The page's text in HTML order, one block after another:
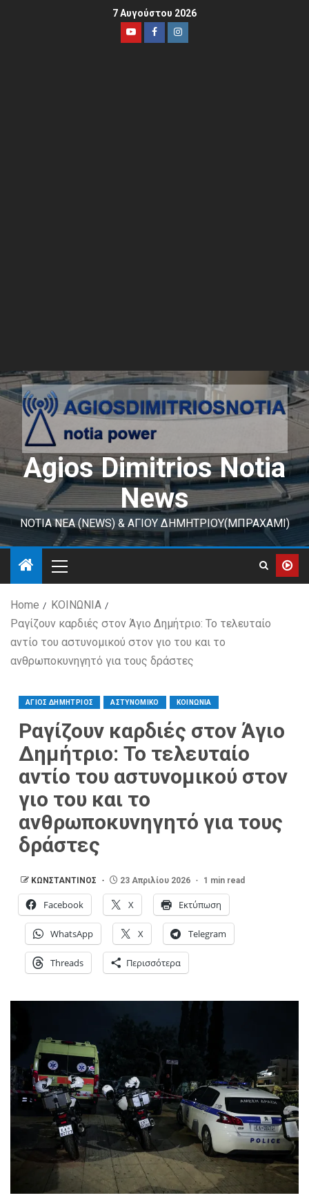
7 Αυγούστου 2026
Agios Dimitrios Notia
News
ΝΟΤΙΑ ΝΕΑ (NEWS) & ΑΓΙΟΥ ΔΗΜΗΤΡΙΟΥ(ΜΠΡΑΧΑΜΙ)
Home
ΚΟΙΝΩΝΙΑ
Ραγίζουν καρδιές στον Άγιο Δημήτριο: Το τελευταίο
αντίο του αστυνομικού στον γιο του και το
ανθρωποκυνηγητό για τους δράστες
ΑΓΙΟΣ ΔΗΜΗΤΡΙΟΣ ΑΣΤΥΝΟΜΙΚΟ ΚΟΙΝΩΝΙΑ
Ραγίζουν καρδιές στον Άγιο
Δημήτριο: Το τελευταίο
αντίο του αστυνομικού στον
γιο του και το
ανθρωποκυνηγητό για τους
δράστες
ΚΩΝΣΤΑΝΤΙΝΟΣ 23 Απριλίου 2026 1 min read
Facebook X Εκτύπωση
WhatsApp X Telegram
Threads Περισσότερα